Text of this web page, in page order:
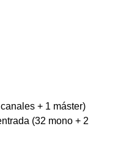
+ 1 máster)
(32 mono + 2